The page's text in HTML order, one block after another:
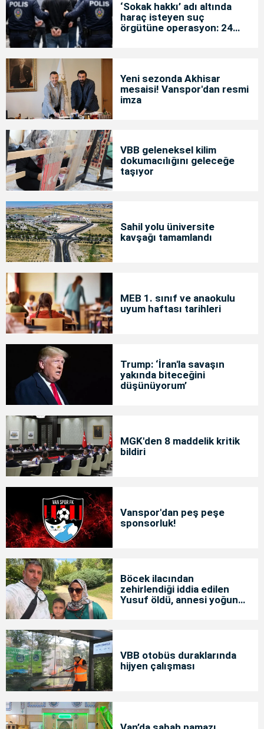
‘Sokak hakkı’ adı altında
haraç isteyen suç
örgütüne operasyon: 24
Yeni sezonda Akhisar
mesaisi! Vanspor'dan resmi
imza
VBB geleneksel kilim
dokumacılığını geleceğe
taşıyor
Sahil yolu üniversite
kavşağı tamamlandı
MEB 1. sınıf ve anaokulu
uyum haftası tarihleri
Trump: ‘İran'la savaşın
yakında biteceğini
düşünüyorum’
MGK'den 8 maddelik kritik
bildiri
Vanspor'dan peş peşe
sponsorluk!
Böcek ilacından
zehirlendiği iddia edilen
Yusuf öldü, annesi yoğun
VBB otobüs duraklarında
hijyen çalışması